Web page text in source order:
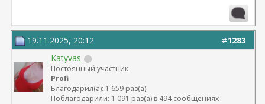
#1283
19.11.2025, 20:12
Katyvas
Постоянный участник
Profi
Благодарил(а): 1 659 раз(а)
Поблагодарили: 1 091 раз(а) в 494 сообщениях